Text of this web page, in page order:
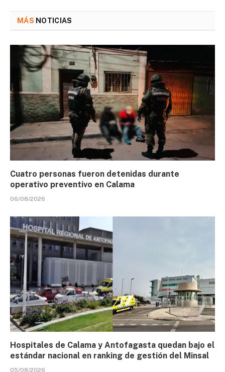
MÁS NOTICIAS
Cuatro personas fueron detenidas durante
operativo preventivo en Calama
06/08/2026
Hospitales de Calama y Antofagasta quedan bajo el
estándar nacional en ranking de gestión del Minsal
05/08/2026